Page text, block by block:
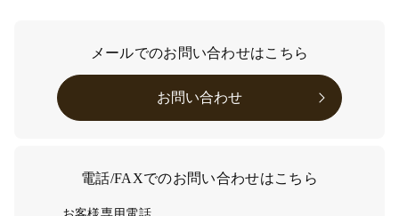
メールでのお問い合わせはこちら
お問い合わせ
電話/FAXでのお問い合わせはこちら